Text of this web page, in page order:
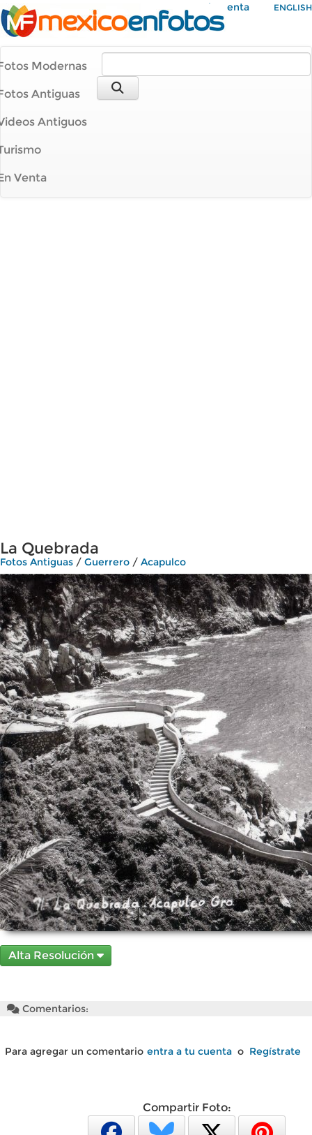
Mi Cuenta ENGLISH
Modernas
Antiguas
Antiguos
Venta
La Quebrada
Fotos Antiguas / Guerrero / Acapulco
Alta Resolución
Comentarios:
Para agregar un comentario entra a tu cuenta o Regístrate
Compartir Foto: